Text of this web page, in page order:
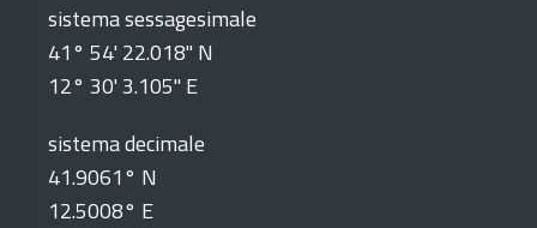
sistema sessagesimale
41° 54' 22.018" N
12° 30' 3.105" E
sistema decimale
41.9061° N
12.5008° E